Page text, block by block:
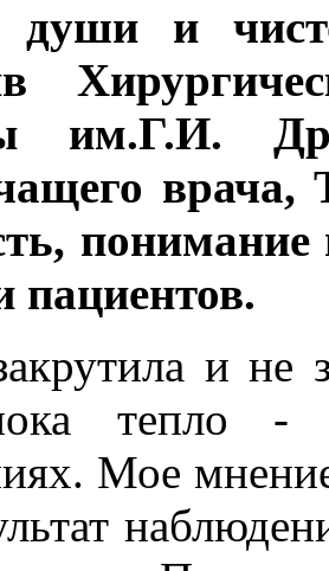
и
им.Г.И.
врача,
пациентов.
и не
тепло -
Мое